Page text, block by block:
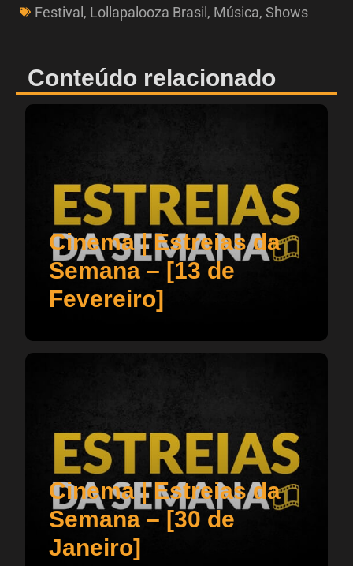
Festival , Lollapalooza Brasil , Música, Shows
Conteúdo relacionado
Cinema | Estreias da
Semana – [13 de
Fevereiro]
Cinema | Estreias da
Semana – [30 de
Janeiro]